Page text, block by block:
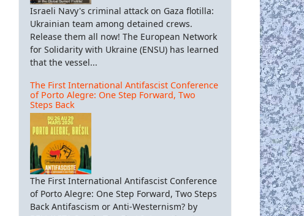
Israeli Navy's criminal attack on Gaza flotilla:
Ukrainian team among detained crews.
Release them all now! The European Network
for Solidarity with Ukraine (ENSU) has learned
that the vessel...
The First International Antifascist Conference
of Porto Alegre: One Step Forward, Two
Steps Back
The First International Antifascist Conference
of Porto Alegre: One Step Forward, Two Steps
Back Antifascism or Anti-Westernism? by